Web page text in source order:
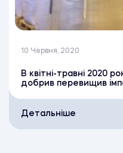
10 Червня, 2020
В квітні-травні 2020
добрив перевищив
Детальніше